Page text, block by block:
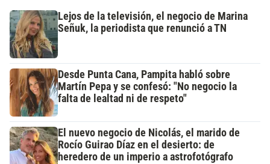
Lejos de la televisión, el negocio de Marina
Señuk, la periodista que renunció a TN
Desde Punta Cana, Pampita habló sobre
Martín Pepa y se confesó: "No negocio la
falta de lealtad ni de respeto"
El nuevo negocio de Nicolás, el marido de
Rocío Guirao Díaz en el desierto: de
heredero de un imperio a astrofotógrafo